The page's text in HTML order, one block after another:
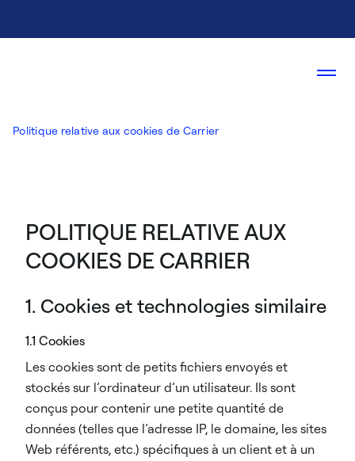
Politique relative aux cookies de Carrier
POLITIQUE RELATIVE AUX
COOKIES DE CARRIER
1. Cookies et technologies similaire
1.1 Cookies
Les cookies sont de petits fichiers envoyés et
stockés sur l’ordinateur d’un utilisateur. Ils sont
conçus pour contenir une petite quantité de
données (telles que l’adresse IP, le domaine, les sites
Web référents, etc.) spécifiques à un client et à un